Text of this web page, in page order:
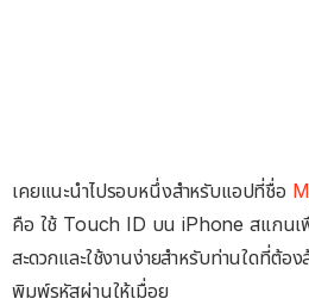
เคยแนะนำไปรอบหนึ่งสำหรับแอปที่ชื่อ
คือ ใช้ Touch ID บน iPhone สแกนเ
สะดวกและใช้งานง่ายสำหรับท่านใดที่ต้อ
พิมพ์รหัสผ่านให้เมื่อย